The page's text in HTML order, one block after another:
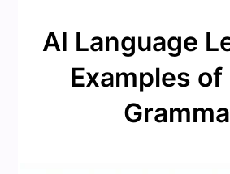
AI Language
Examples